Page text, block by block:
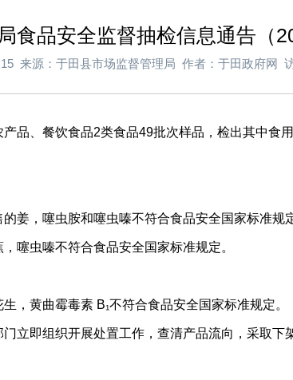
食品安全监督抽检信息通告（
来源：于田县市场监督管理局 作者：于田政府网
、餐饮食品2类食品49批次样品，检出其中食
，噻虫胺和噻虫嗪不符合食品安全国家标准规
虫嗪不符合食品安全国家标准规定。
黄曲霉毒素 B₁不符合食品安全国家标准规定。
即组织开展处置工作，查清产品流向，采取下